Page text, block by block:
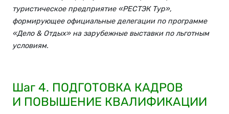
туристическое предприятие «РЕСТЭК Тур»,
формирующее официальные делегации по программе
«Дело & Отдых» на зарубежные выставки по льготным
условиям.
Шаг 4. ПОДГОТОВКА КАДРОВ
И ПОВЫШЕНИЕ КВАЛИФИКАЦИИ